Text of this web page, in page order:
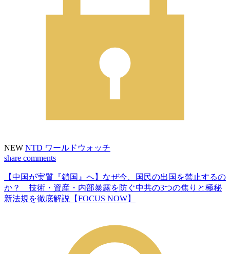
NEW NTD ワールドウォッチ
share comments
【中国が実質『鎖国』へ】なぜ今、国民の出国を禁止するの
か？ 技術・資産・内部暴露を防ぐ中共の3つの焦りと極秘
新法規を徹底解説【FOCUS NOW】